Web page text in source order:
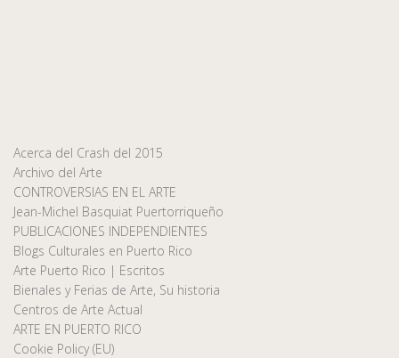
Acerca del Crash del 2015
Archivo del Arte
CONTROVERSIAS EN EL ARTE
Jean-Michel Basquiat Puertorriqueño
PUBLICACIONES INDEPENDIENTES
Blogs Culturales en Puerto Rico
Arte Puerto Rico | Escritos
Bienales y Ferias de Arte, Su historia
Centros de Arte Actual
ARTE EN PUERTO RICO
Cookie Policy (EU)